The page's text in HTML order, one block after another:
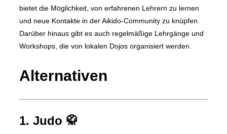
bietet die Möglichkeit, von erfahrenen Lehrern zu lernen
und neue Kontakte in der Aikido-Community zu knüpfen.
Darüber hinaus gibt es auch regelmäßige Lehrgänge und
Workshops, die von lokalen Dojos organisiert werden.
Alternativen
1. Judo 🥋